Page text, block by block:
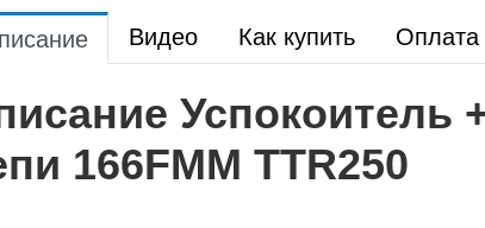
Видео Как купить Оплата
Успокоитель
166FMM TTR250